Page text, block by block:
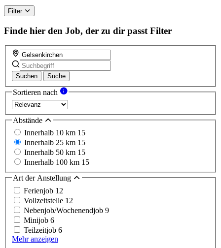
Filter
Finde hier den Job, der zu dir passt Filter
Suchen Suche
Sortieren nach
Abstände
Innerhalb 10 km 15
Innerhalb 25 km 15
Innerhalb 50 km 15
Innerhalb 100 km 15
Art der Anstellung
Ferienjob 12
Vollzeitstelle 12
Nebenjob/Wochenendjob 9
Minijob 6
Teilzeitjob 6
Mehr anzeigen